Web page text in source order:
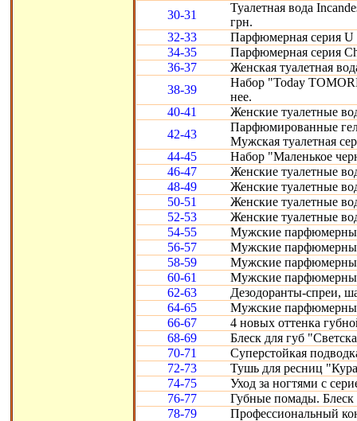
30-31
Туалетная вода
грн.
32-33
Парфюмерная серия U
34-35
Парфюмерная серия
36-37
Женская туалетная
38-39
Набор "Today
нее.
40-41
Женские туалетные
42-43
Парфюмированные
Мужская туалетная
44-45
Набор "Маленькое
46-47
Женские туалетные
48-49
Женские туалетные
50-51
Женские туалетные
52-53
Женские туалетные
54-55
Мужские
56-57
Мужские
58-59
Мужские
60-61
Мужские
62-63
Дезодоранты-спреи,
64-65
Мужские
66-67
4 новых оттенка
68-69
Блеск для губ
70-71
Суперстойкая
72-73
Тушь для ресниц
74-75
Уход за ногтями с
76-77
Губные помады. Блеск
78-79
Профессиональный